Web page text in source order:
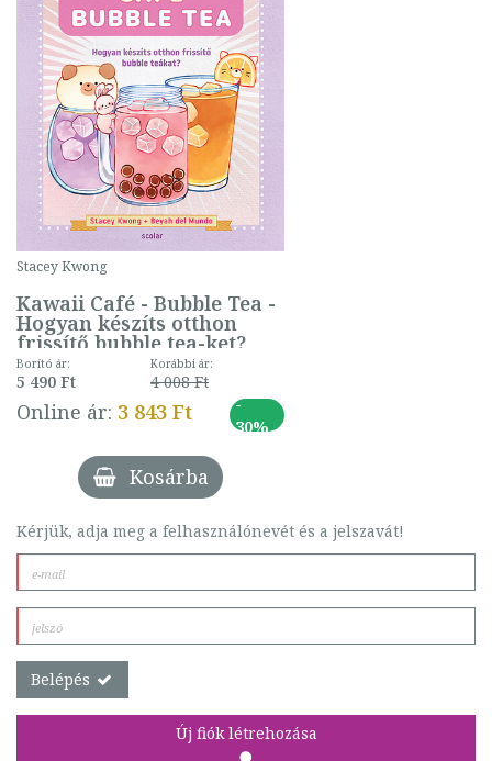
Stacey Kwong
Kawaii Café - Bubble Tea -
Hogyan készíts otthon
frissítő bubble tea-ket?
Borító ár:
5 490 Ft
Korábbi ár:
4 008 Ft
Online ár: 3 843 Ft
-
30%
Kosárba
Kérjük, adja meg a felhasználónevét és a jelszavát!
Belépés
Új fiók létrehozása